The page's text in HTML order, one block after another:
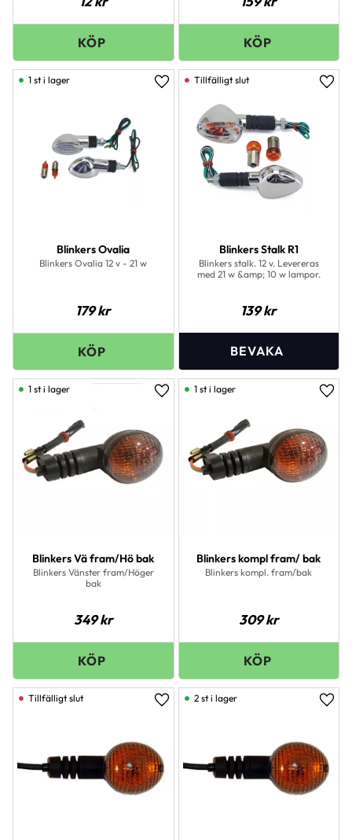
Blinkers Ovalia
Blinkers Ovalia 12 v - 21 w
179kr
Lägg till i favoriter
1 st i lager
Blinkers Stalk R1
Blinkers stalk. 12 v. Levereras
med 21 w &amp; 10 w lampor.
139kr
Blinkers Vä fram/Hö bak
Blinkers Vänster fram/Höger
bak
349kr
Lägg till i favoriter
1 st i lager
Blinkers kompl fram/ bak
Blinkers kompl. fram/bak
309kr
1 st i lager
Lägg till i favoriter
2 st i lager